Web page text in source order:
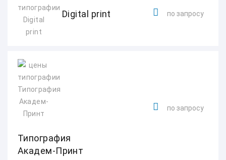
Digital print по запросу
Типография
Академ-Принт
по запросу